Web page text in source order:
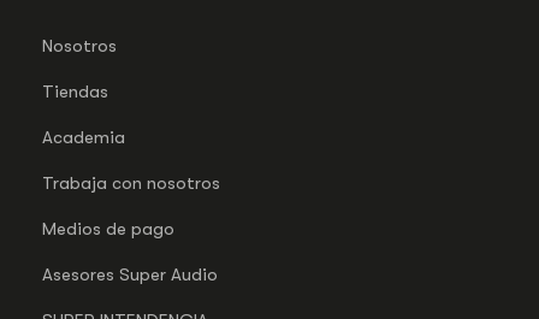
Nosotros
Tiendas
Academia
Trabaja con nosotros
Medios de pago
Asesores Super Audio